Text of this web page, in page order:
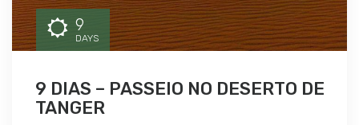
9
DAYS
9 DIAS – PASSEIO NO DESERTO DE
TANGER